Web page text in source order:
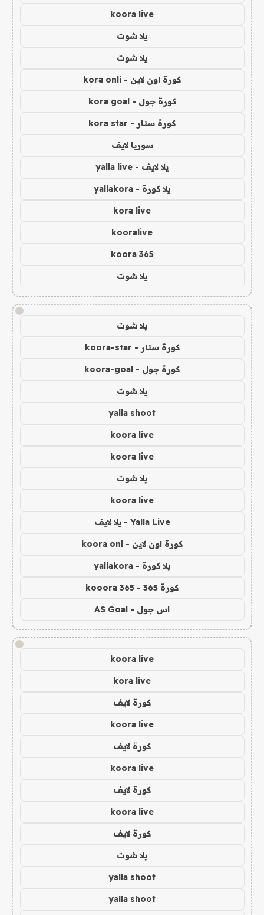
koora live
يلا شوت
يلا شوت
كورة اون لاين - kora onli
كورة جول - kora goal
كورة ستار - kora star
سوريا لايف
يلا لايف - yalla live
يلا كورة - yallakora
kora live
kooralive
koora 365
يلا شوت
!
يلا شوت
كورة ستار - koora-star
كورة جول - koora-goal
يلا شوت
yalla shoot
koora live
koora live
يلا شوت
koora live
Yalla Live - يلا لايف
كورة اون لاين - koora onl
يلا كورة - yallakora
كورة 365 - kooora 365
اس جول - AS Goal
!
koora live
kora live
كورة لايف
koora live
كورة لايف
koora live
كورة لايف
koora live
كورة لايف
يلا شوت
yalla shoot
yalla shoot